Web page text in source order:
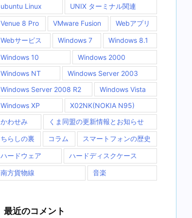
ubuntu Linux
UNIX ターミナル関連
Venue 8 Pro VMware Fusion Webアプリ
Webサービス Windows 7 Windows 8.1
Windows 10
Windows 2000
Windows NT
Windows Server 2003
Windows Server 2008 R2
Windows Vista
Windows XP
X02NK(NOKIA N95)
かわせみ
くま同盟の更新情報とお知らせ
ちらしの裏 コラム スマートフォンの歴史
ハードウェア ハードディスクケース
南方貨物線 音楽
最近のコメント